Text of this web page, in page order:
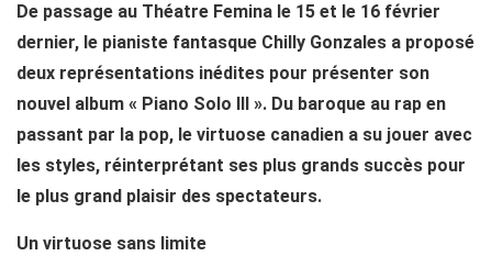
De passage au Théatre Femina le 15 et le 16 février
dernier, le pianiste fantasque Chilly Gonzales a proposé
deux représentations inédites pour présenter son
nouvel album « Piano Solo III ». Du baroque au rap en
passant par la pop, le virtuose canadien a su jouer avec
les styles, réinterprétant ses plus grands succès pour
le plus grand plaisir des spectateurs.
Un virtuose sans limite